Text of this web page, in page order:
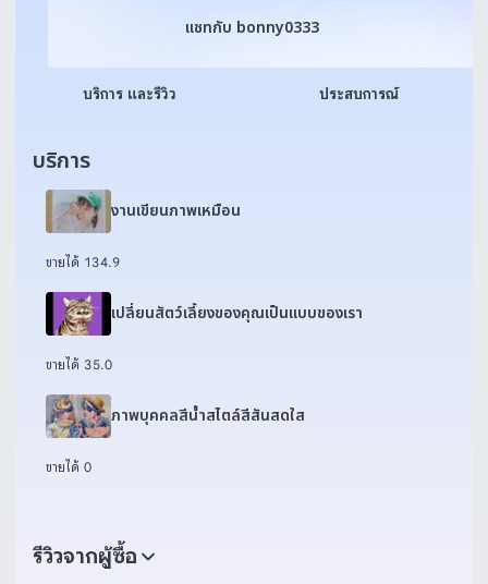
แชทกับ bonny0333
แชทกับ bonny0333
บริการ และรีวิว ประสบการณ์
บริการ
งานเขียนภาพเหมือน
ขายได้ 134.9
เปลี่ยนสัตว์เลี้ยงของคุณเป็นแบบของเรา
ขายได้ 35.0
ภาพบุคคลสีน้ำสไตล์สีสันสดใส
ขายได้ 0
รีวิวจากผู้ซื้อ